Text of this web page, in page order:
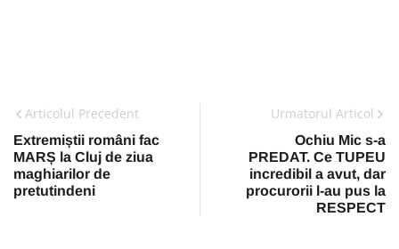
Articolul Precedent
Extremiștii români fac
MARȘ la Cluj de ziua
maghiarilor de
pretutindeni
Urmatorul Articol
Ochiu Mic s-a
PREDAT. Ce TUPEU
incredibil a avut, dar
procurorii l-au pus la
RESPECT